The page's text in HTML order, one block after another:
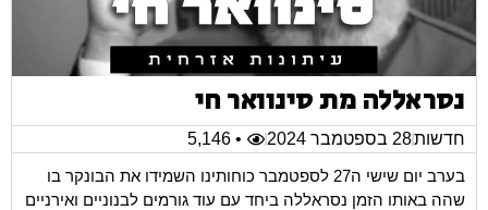
נסראללה מת סינוואר חי
חדשות28 בספטמבר 2024
• 5,146
בערב יום שישי ה27 לספטמבר כוחותינו השמידו את הבונקר בו
שהה באותו הזמן נסראללה ביחד עם עוד גורמים לבנוניים ואירניים